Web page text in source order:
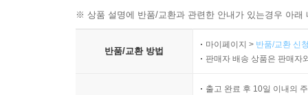
※ 상품 설명에 반품/교환과 관련한 안내가 있는경우 아
반품/교환 방법
마이페이지 > 반품/교환 신
판매자 배송 상품은 판매자
출고 완료 후 10일 이내의